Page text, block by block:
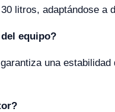
litros, adaptándose a
equipo?
una